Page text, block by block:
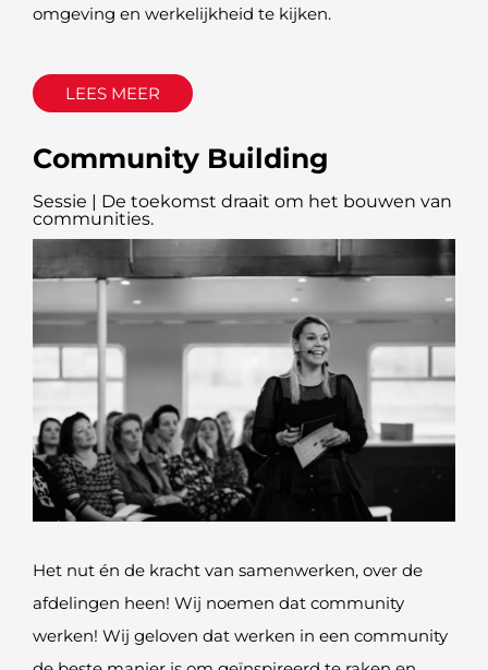
omgeving en werkelijkheid te kijken.
LEES MEER
Community Building
Sessie | De toekomst draait om het bouwen van
communities.
Het nut én de kracht van samenwerken, over de
afdelingen heen! Wij noemen dat community
werken! Wij geloven dat werken in een community